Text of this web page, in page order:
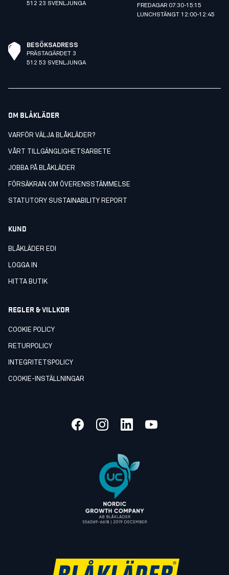
512 23 SVENLJUNGA
FREDAGAR 07:30-15:15
LUNCHSTÄNGT 12:00-12:45
BESÖKSADRESS
PRÄSTAGÄRDET 3
512 53 SVENLJUNGA
OM BLÅKLÄDER
VARFÖR VÄLJA BLÅKLÄDER?
VÅRT TILLGÄNGLIGHETSARBETE
JOBBA PÅ BLÅKLÄDER
FÖRSÄKRAN OM ÖVERENSSTÄMMELSE
STATUTORY SUSTAINABILITY REPORT
KUND
BLÅKLÄDER EDI
LOGGA IN
HITTA BUTIK
REGLER & VILLKOR
COOKIE POLICY
RETURPOLICY
INTEGRITETSPOLICY
COOKIE-INSTÄLLNINGAR